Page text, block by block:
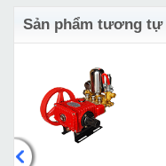
Sản phẩm tương tự